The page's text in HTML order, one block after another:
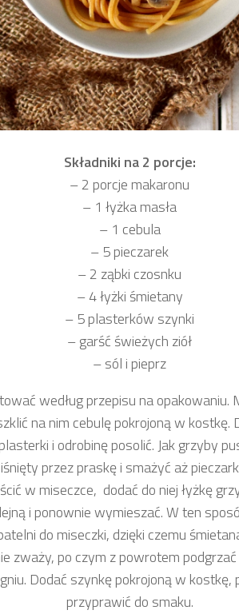
Składniki na 2 porcje:
– 2 porcje makaronu
– 1 łyżka masła
– 1 cebula
– 5 pieczarek
– 2 ząbki czosnku
– 4 łyżki śmietany
– 5 plasterków szynki
– garść świeżych ziół
– sól i pieprz
według przepisu na opakowaniu.
na nim cebulę pokrojoną w kostkę.
i odrobinę posolić. Jak grzyby
przez praskę i smażyć aż
w miseczce, dodać do niej łyżkę
i ponownie wymieszać. W ten
do miseczki, dzięki czemu
zważy, po czym z powrotem
Dodać szynkę pokrojoną w kostkę,
przyprawić do smaku.